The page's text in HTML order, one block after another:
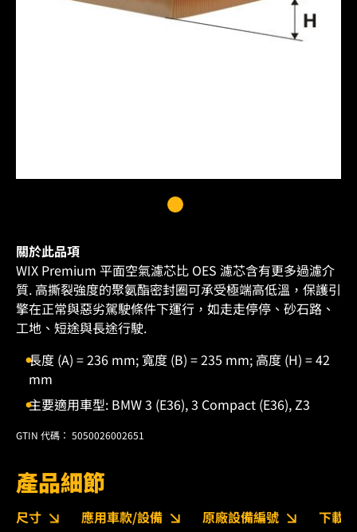
關於此品項
WIX Premium 平面空氣濾芯比 OES 濾芯含有更多過濾介
質. 高撕裂強度的聚氨酯密封圈可承受極端高低溫，保護引
擎在正常與惡劣駕駛條件下運行，如走走停停、砂石路、
工地、短途與長途行駛.
長度 (A) = 236 mm; 寬度 (B) = 235 mm; 高度 (H) = 42
mm
主要適用車型: BMW 3 (E36), 3 Compact (E36), Z3
GTIN 代碼： 5050026002651
產品細節
尺寸 應用車款/設備 原廠設備編號 下載